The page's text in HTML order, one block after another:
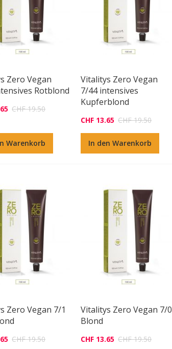
Zero Vegan
Rotblond
CHF 19.50
Warenkorb
Vitalitys Zero Vegan
7/44 intensives
Kupferblond
CHF 13.65 CHF 19.50
In den Warenkorb
Zero Vegan 7/1
CHF 19.50
Vitalitys Zero Vegan 7/0
Blond
CHF 13.65 CHF 19.50